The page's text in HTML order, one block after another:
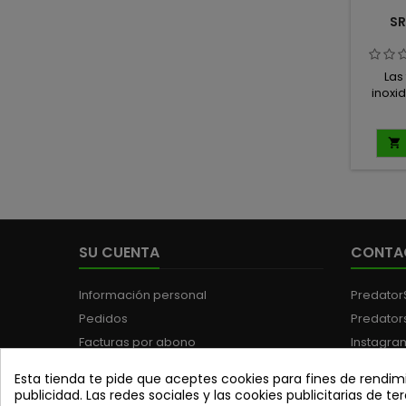
para

SU CUENTA
Información personal
Pedidos
Facturas por abono
Cupones de descuento
Esta tienda te pide que aceptes cookies para fines de
publicidad. Las redes sociales y las cookies publicitarias de